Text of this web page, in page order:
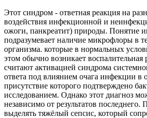
Этот синдром - ответная реакция на
воздействия инфекционной и
ожоги, панкреатит) природы. Понятие
подразумевает наличие микрофлоры в
организма. которые в нормальных
этом обычно возникает воспалительная
считают активацией синдрома
ответа под влиянием очага инфекции в
присутствие которого подтверждено
исследованием. Однако этот диагноз
независимо от результатов последнего.
выделять тяжёлый сепсис, который